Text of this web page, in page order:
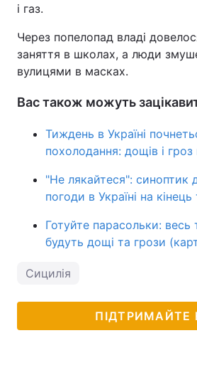
і газ.
Через попелопад владі
заняття в школах, а люди
вулицями в масках.
Вас також можуть
Тиждень в Україні
похолодання: дощів і
"Не лякайтеся": синоптик
погоди в Україні на кінець
Готуйте парасольки: весь
будуть дощі та грози
Сицилія
ПІДТРИМАЙТЕ